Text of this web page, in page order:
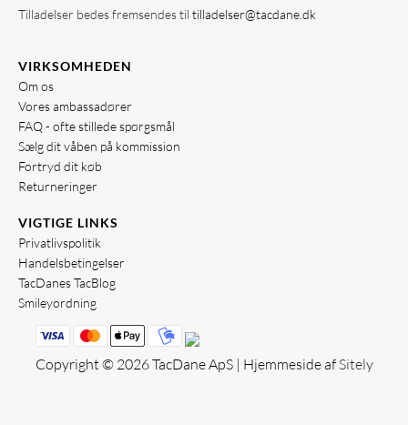
Tilladelser bedes fremsendes til tilladelser@tacdane.dk
VIRKSOMHEDEN
Om os
Vores ambassadører
FAQ - ofte stillede spørgsmål
Sælg dit våben på kommission
Fortryd dit køb
Returneringer
VIGTIGE LINKS
Privatlivspolitik
Handelsbetingelser
TacDanes TacBlog
Smileyordning
Copyright © 2026 TacDane ApS | Hjemmeside af Sitely